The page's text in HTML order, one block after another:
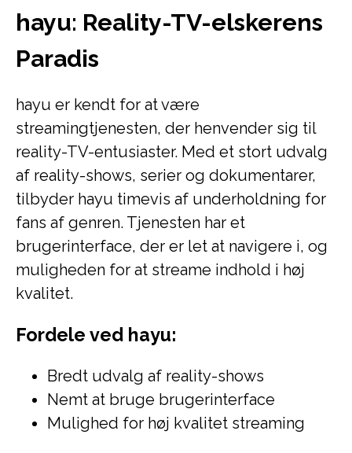
hayu: Reality-TV-elskerens
Paradis
hayu er kendt for at være
streamingtjenesten, der henvender sig til
reality-TV-entusiaster. Med et stort udvalg
af reality-shows, serier og dokumentarer,
tilbyder hayu timevis af underholdning for
fans af genren. Tjenesten har et
brugerinterface, der er let at navigere i, og
muligheden for at streame indhold i høj
kvalitet.
Fordele ved hayu:
Bredt udvalg af reality-shows
Nemt at bruge brugerinterface
Mulighed for høj kvalitet streaming